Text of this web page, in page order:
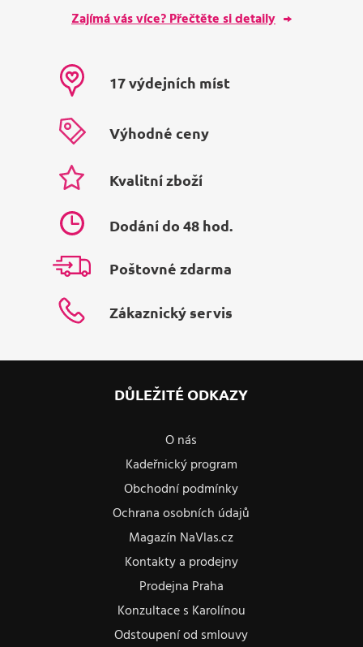
Zajímá vás více? Přečtěte si detaily
17 výdejních míst
Výhodné ceny
Kvalitní zboží
Dodání do 48 hod.
Poštovné zdarma
Zákaznický servis
DŮLEŽITÉ ODKAZY
O nás
Kadeřnický program
Obchodní podmínky
Ochrana osobních údajů
Magazín NaVlas.cz
Kontakty a prodejny
Prodejna Praha
Konzultace s Karolínou
Odstoupení od smlouvy